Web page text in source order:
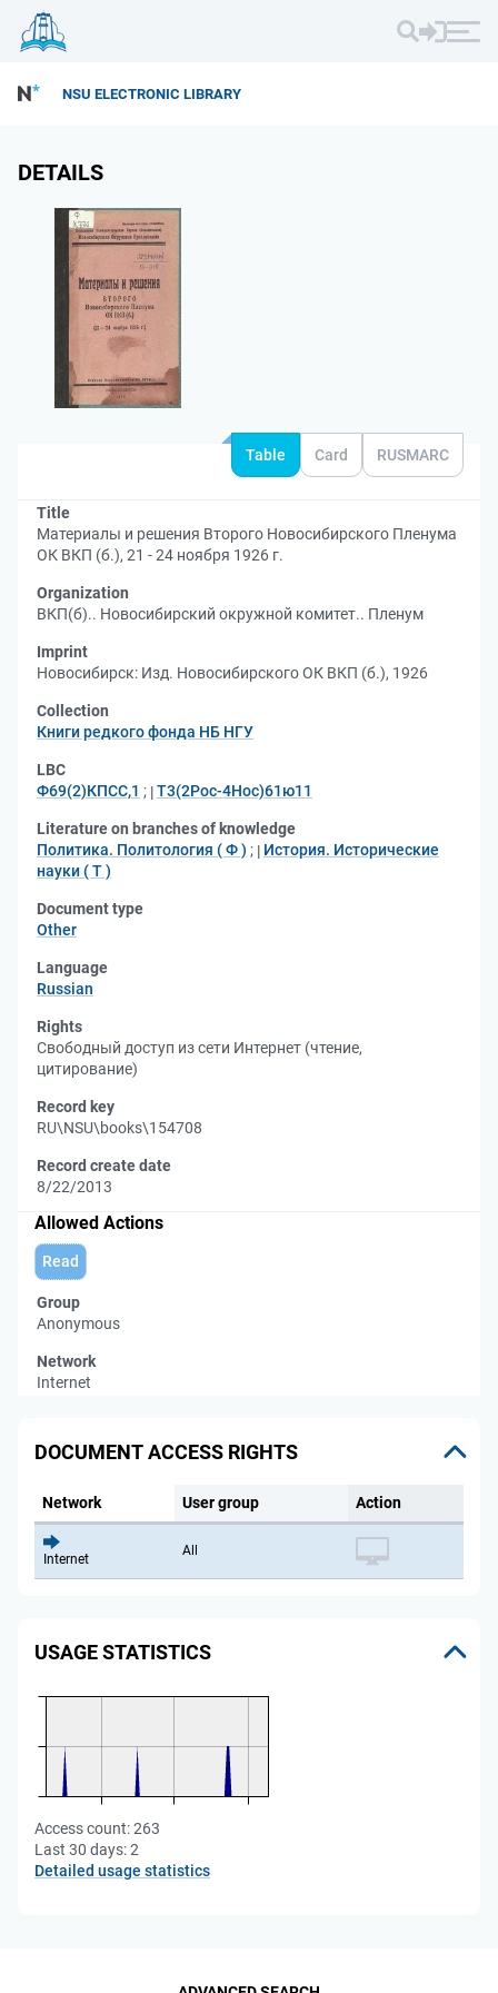
NSU ELECTRONIC LIBRARY
DETAILS
Table Card RUSMARC
Title
Материалы и решения Второго Новосибирского Пленума
ОК ВКП (б.), 21 - 24 ноября 1926 г.
Organization
ВКП(б).. Новосибирский окружной комитет.. Пленум
Imprint
Новосибирск: Изд. Новосибирского ОК ВКП (б.), 1926
Collection
Книги редкого фонда НБ НГУ
LBC
Ф69(2)КПСС,1 ; Т3(2Рос-4Нос)61ю11
Literature on branches of knowledge
Политика. Политология ( Ф ) ;
История. Исторические
науки ( Т )
Document type
Other
Language
Russian
Rights
Свободный доступ из сети Интернет (чтение,
цитирование)
Record key
RU\NSU\books\154708
Record create date
8/22/2013
Allowed Actions
Read
Group
Anonymous
Network
Internet
DOCUMENT ACCESS RIGHTS
Network User group Action
Internet
All
USAGE STATISTICS
Access count:263
Last 30 days:2
Detailed usage statistics